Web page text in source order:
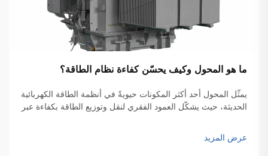
ما هو المحول وكيف يحسّن كفاءة نظام الطاقة؟
يمثّل المحول أحد أكثر المكونات حيويةً في أنظمة الطاقة الكهربائية
الحديثة، حيث يشكّل العمود الفقري لنقل وتوزيع الطاقة بكفاءة عبر
السلس للجهد الكهربائي بين المستويات المختلفة...
عرض المزيد